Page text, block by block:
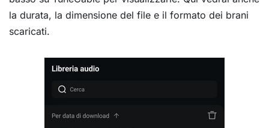
la durata, la dimensione del file e il formato dei brani
scaricati.